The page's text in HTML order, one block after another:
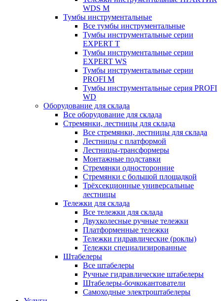
WDS M
Тумбы инструментальные
Все тумбы инструментальные
Тумбы инструментальные серии
EXPERT T
Тумбы инструментальные серии
EXPERT WS
Тумбы инструментальные серии
PROFI M
Тумбы инструментальные серия PROFI
WD
Оборудование для склада
Все оборудование для склада
Стремянки, лестницы для склада
Все стремянки, лестницы для склада
Лестницы с платформой
Лестницы-трансформеры
Монтажные подставки
Стремянки односторонние
Стремянки с большой площадкой
Трёхсекционные универсальные
лестницы
Тележки для склада
Все тележки для склада
Двухколесные ручные тележки
Платформенные тележки
Тележки гидравлические (роклы)
Тележки специализированные
Штабелеры
Все штабелеры
Ручные гидравлические штабелеры
Штабелеры-бочкокантователи
Самоходные электроштабелеры